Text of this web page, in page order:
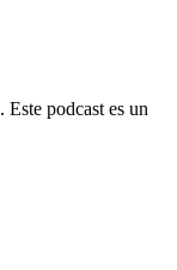
podcast es un